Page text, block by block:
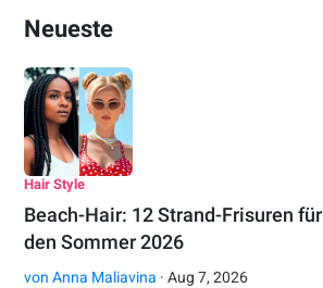
Neueste
Hair Style
Beach-Hair: 12 Strand-Frisuren für
den Sommer 2026
vonAnna Maliavina · Aug 7, 2026